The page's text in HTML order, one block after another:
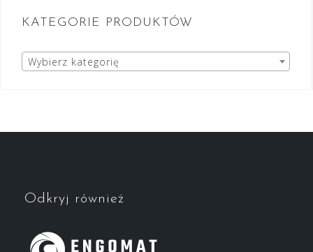
KATEGORIE PRODUKTÓW
Wybierz kategorię
Odkryj również